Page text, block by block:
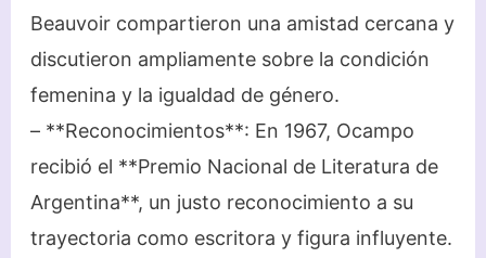
Beauvoir compartieron una amistad cercana y
discutieron ampliamente sobre la condición
femenina y la igualdad de género.
– **Reconocimientos**: En 1967, Ocampo
recibió el **Premio Nacional de Literatura de
Argentina**, un justo reconocimiento a su
trayectoria como escritora y figura influyente.